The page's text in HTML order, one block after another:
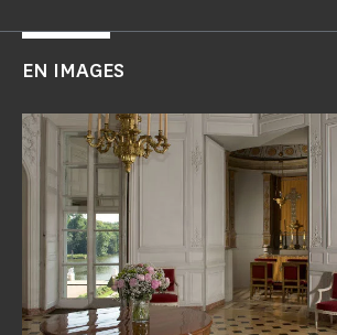
EN IMAGES